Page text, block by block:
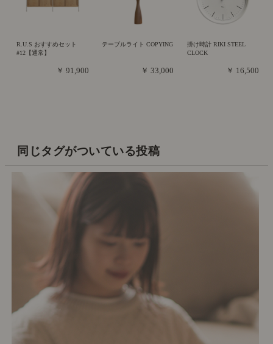
R.U.S おすすめセット
#12【通常】
￥ 91,900
テーブルライト COPYING
￥ 33,000
掛け時計 RIKI STEEL
CLOCK
￥ 16,500
同じタグがついている投稿